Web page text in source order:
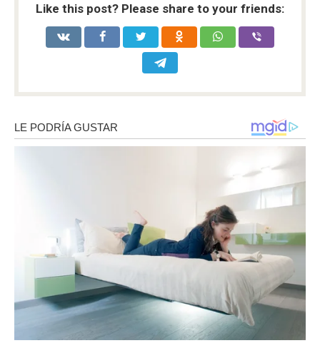
Like this post? Please share to your friends: